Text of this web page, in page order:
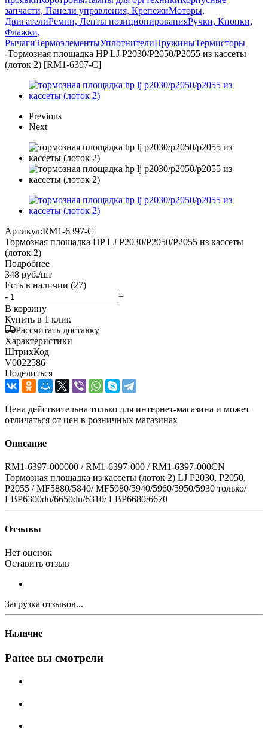
запчасти, Панели управления, КрепежиМоторы,
ДвигателиРемни, Ленты позиционированияРучки, Кнопки,
Флажки,
РычагиТермоэлементыУплотнителиПружиныТермисторы
-Тормозная площадка HP LJ P2030/P2050/P2055 из кассеты
(лоток 2) [RM1-6397-C]
Previous
Next
Артикул:RM1-6397-C
Тормозная площадка HP LJ P2030/P2050/P2055 из кассеты
(лоток 2)
Подробнее
348 руб./шт
Есть в наличии (27)
-
+
В корзину
Купить в 1 клик
Рассчитать доставку
Характеристики
ШтрихКод
V0022586
Поделиться
Цена действительна только для интернет-магазина и может
отличаться от цен в розничных магазинах
Описание
RM1-6397-000000 / RM1-6397-000 / RM1-6397-000CN
Тормозная площадка из кассеты (лоток 2) LJ P2030, P2050,
P2055 / MF5880/5840/ MF5980/5940/5960/5950/5930 только/
LBP6300dn/6650dn/6310/ LBP6680/6670
Отзывы
Нет оценок
Оставить отзыв
Загрузка отзывов...
Наличие
Ранее вы смотрели